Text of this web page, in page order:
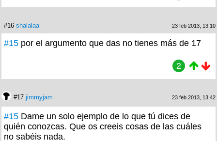
#16 shalalaa 23 feb 2013, 13:10
#15 por el argumento que das no tienes más de 17
2
#17 jimmyjam 23 feb 2013, 13:42
#15 Dame un solo ejemplo de lo que tú dices de
quién conozcas. Que os creeis cosas de las cuáles
no sabéis nada.